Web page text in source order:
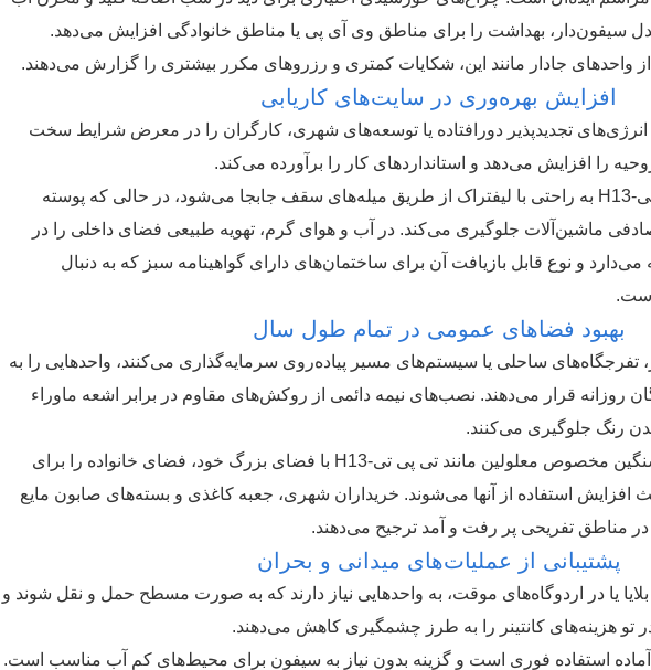
مدل سیفون‌دار، بهداشت را برای مناطق وی آی پی یا مناطق خانوادگی افزایش می‌دهد.
از واحدهای جادار مانند این، شکایات کمتری و رزروهای مکرر بیشتری را گزارش می‌دهند.
افزایش بهره‌وری در سایت‌های کاریابی
تجدیدپذیر دورافتاده یا توسعه‌های شهری، کارگران را در معرض شرایط سخت
را افزایش می‌دهد و استانداردهای کار را برآورده می‌کند.
مدل پایه ۱۴۵ کیلوگرمی تی پی تی-H13 به راحتی با لیفتراک از طریق میله‌های سقف جابجا می‌شود، در حالی که پوسته
ماشین‌آلات جلوگیری می‌کند. در آب و هوای گرم، تهویه طبیعی فضای داخلی را در
و نوع قابل بازیافت آن برای ساختمان‌های دارای گواهینامه سبز که به دنبال
است.
بهبود فضاهای عمومی در تمام طول سال
تفرجگاه‌های ساحلی یا سیستم‌های مسیر پیاده‌روی سرمایه‌گذاری می‌کنند، واحدهایی را به
روزانه قرار می‌دهند. نصب‌های نیمه دائمی از روکش‌های مقاوم در برابر اشعه ماوراء
رنگ جلوگیری می‌کنند.
توالت‌های قابل حمل پلی اتیلن سنگین مخصوص معلولین مانند تی پی تی-H13 با فضای بزرگ خود، فضای خانواده را برای
افزایش استفاده از آنها می‌شوند. خریداران شهری، جعبه کاغذی و بسته‌های صابون مایع
در مناطق تفریحی پر رفت و آمد ترجیح می‌دهند.
پشتیبانی از عملیات‌های میدانی و بحران
یا در اردوگاه‌های موقت، به واحدهایی نیاز دارند که به صورت مسطح حمل و نقل شوند و
تو هزینه‌های کانتینر را به طرز چشمگیری کاهش می‌دهند.
سری سبک وزن تی پی تی-H13 آماده استفاده فوری است و گزینه بدون نیاز به سیفون برای محیط‌های کم آب مناسب است.